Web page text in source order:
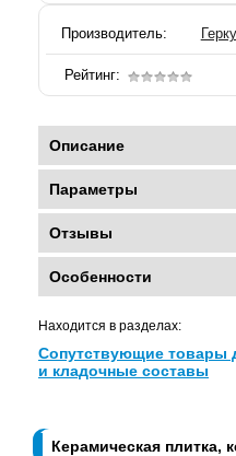
Керамическая плитка,
Производитель:
Рейтинг:
Описание
Параметры
Отзывы
Особенности
Находится в разделах:
Сопутствующие товары
и кладочные составы